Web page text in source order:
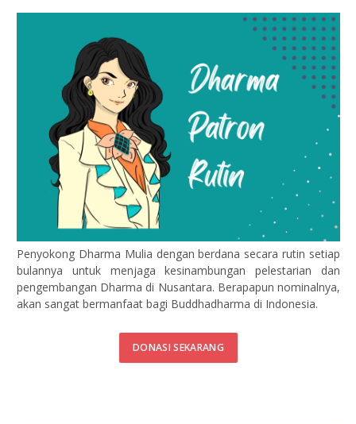
Penyokong Dharma Mulia dengan berdana secara rutin setiap
bulannya untuk menjaga kesinambungan pelestarian dan
pengembangan Dharma di Nusantara. Berapapun nominalnya,
akan sangat bermanfaat bagi Buddhadharma di Indonesia.
DONASI SEKARANG